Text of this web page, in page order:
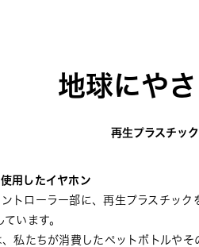
地球にや
再生プラスチッ
用したイヤホン
トローラー部に、再生プラスチ
います。
私たちが消費したペットボトルや